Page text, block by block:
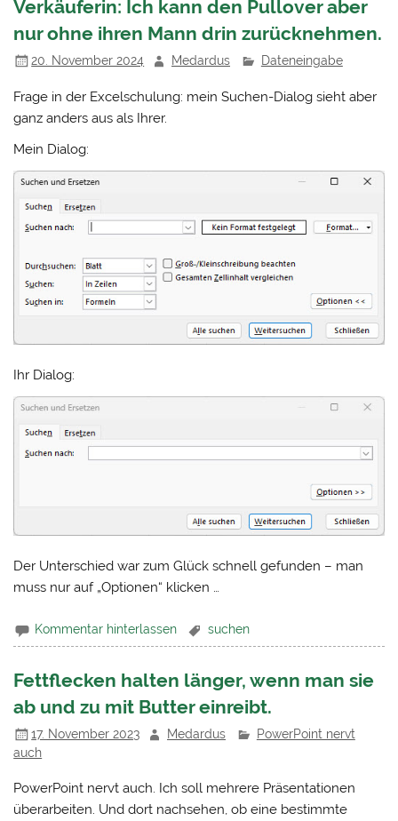
Verkäuferin: Ich kann den Pullover aber
nur ohne ihren Mann drin zurücknehmen.
20. November 2024 Medardus Dateneingabe
Frage in der Excelschulung: mein Suchen-Dialog sieht aber
ganz anders aus als Ihrer.
Mein Dialog:
Ihr Dialog:
Der Unterschied war zum Glück schnell gefunden – man
muss nur auf „Optionen“ klicken …
Kommentar hinterlassen suchen
Fettflecken halten länger, wenn man sie
ab und zu mit Butter einreibt.
17. November 2023 Medardus
PowerPoint nervt
auch
PowerPoint nervt auch. Ich soll mehrere Präsentationen
überarbeiten. Und dort nachsehen, ob eine bestimmte